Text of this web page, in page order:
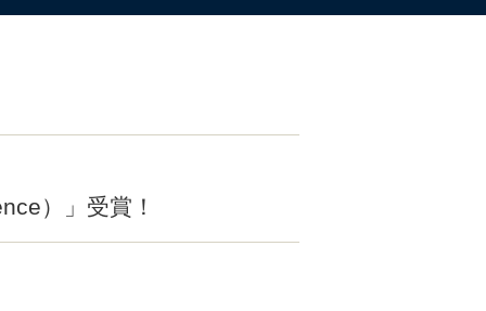
）」受賞！